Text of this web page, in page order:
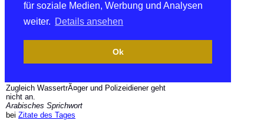
für soziale Medien, Werbung und Analysen
weiter. Details ansehen
Ok
Zugleich WassertrÃ¤ger und Polizeidiener geht
nicht an.
Arabisches Sprichwort
bei Zitate des Tages